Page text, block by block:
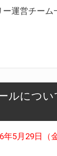
ー運営チーム
ルにつ
年5月29日（金